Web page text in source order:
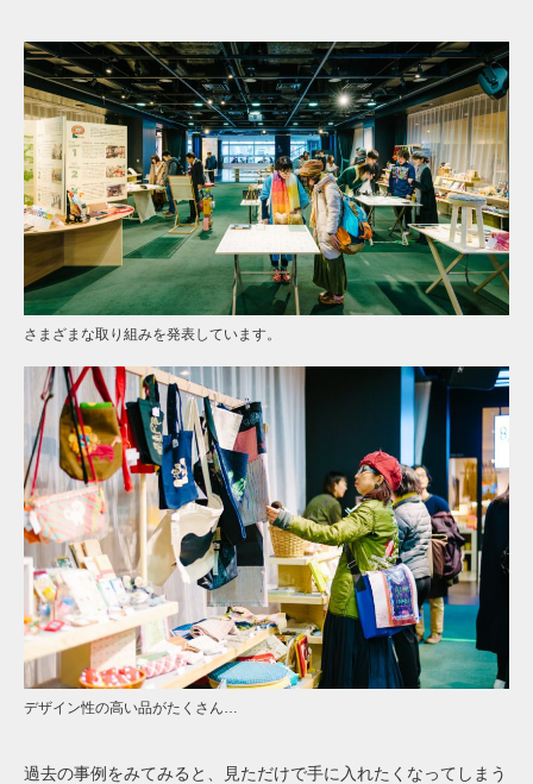
さまざまな取り組みを発表しています。
デザイン性の高い品がたくさん…
過去の事例をみてみると、見ただけで手に入れたくなってしまう